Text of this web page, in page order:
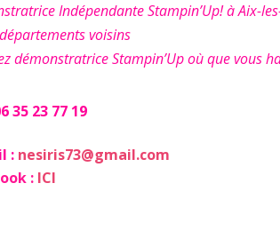
Indépendante Stampin’Up! à Aix-
voisins
démonstratrice Stampin’Up où que vous
35 23 77 19
: nesiris73@gmail.com
: ICI